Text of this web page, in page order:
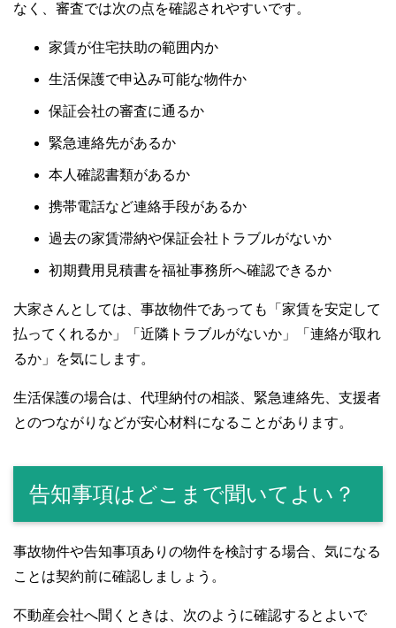
なく、審査では次の点を確認されやすいです。
家賃が住宅扶助の範囲内か
生活保護で申込み可能な物件か
保証会社の審査に通るか
緊急連絡先があるか
本人確認書類があるか
携帯電話など連絡手段があるか
過去の家賃滞納や保証会社トラブルがないか
初期費用見積書を福祉事務所へ確認できるか
大家さんとしては、事故物件であっても「家賃を安定して
払ってくれるか」「近隣トラブルがないか」「連絡が取れ
るか」を気にします。
生活保護の場合は、代理納付の相談、緊急連絡先、支援者
とのつながりなどが安心材料になることがあります。
告知事項はどこまで聞いてよい？
事故物件や告知事項ありの物件を検討する場合、気になる
ことは契約前に確認しましょう。
不動産会社へ聞くときは、次のように確認するとよいで